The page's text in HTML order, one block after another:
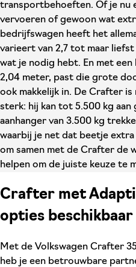
transportbehoeften. Of je nu
vervoeren of gewoon wat
bedrijfswagen heeft het
varieert van 2,7 tot maar
wat je nodig hebt. En met
2,04 meter, past die grote
ook makkelijk in. De Crafter is
sterk: hij kan tot 5.500 kg aan
aanhanger van 3.500 kg
waarbij je net dat beetje
om samen met de Crafter de
helpen om de juiste keuze te
Crafter met
opties beschikbaar
Met de Volkswagen Crafter
heb je een betrouwbare